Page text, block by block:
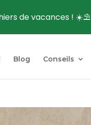
Blog Conseils
de vacances ! ☀️⛱️